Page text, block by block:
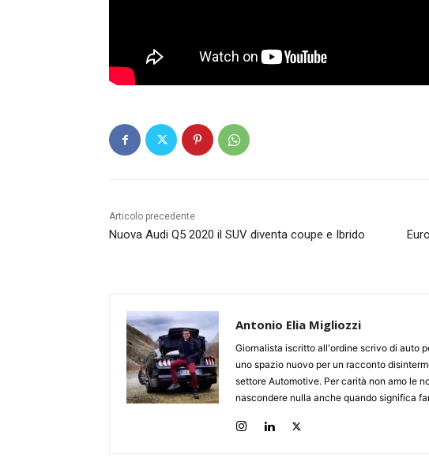
Articolo precedente
Nuova Audi Q5 2020 il SUV diventa coupe e Ibrido
Antonio Elia Migliozzi
Giornalista iscritto all'ordine scrivo di auto
uno spazio nuovo per un racconto
settore Automotive. Per carità non amo le
nascondere nulla anche quando significa